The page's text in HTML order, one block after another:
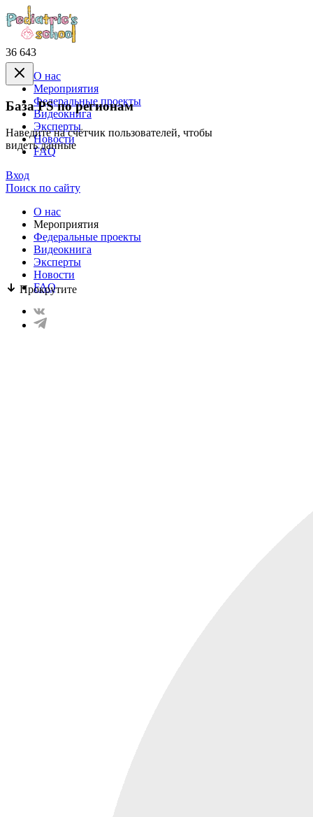
36 643
База PS по регионам
Наведите на счётчик пользователей, чтобы
видеть данные
Прокрутите
О нас
Mероприятия
Федеральные проекты
Видеокнига
Эксперты
Новости
FAQ
Вход
Поиск по сайту
О нас
Mероприятия
Федеральные проекты
Видеокнига
Эксперты
Новости
FAQ